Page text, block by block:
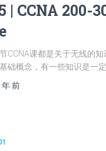
| CCNA 200-
CCNA课都是关于无线的
础概念，有一些知识是一
年前